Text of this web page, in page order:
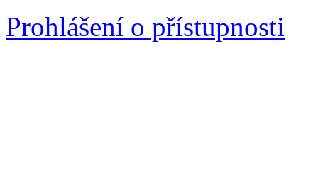
Prohlášení o přístupnosti